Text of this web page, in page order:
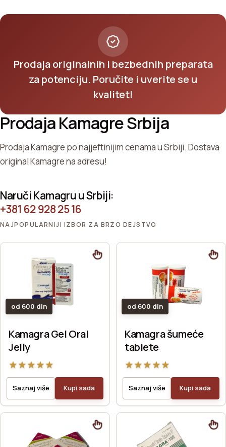
Prodaja originalnih i bezbednih preparata
za potenciju. Poručite i uverite se u
kvalitet!
Prodaja Kamagre Srbija
Prodaja Kamagre po najjeftinijim cenama u Srbiji. Dostava
original Kamagre na adresu!
Naruči Kamagru u Srbiji:
+381 62 928 25 16
NAJPOPULARNIJI IZBOR ZA BRZO DEJSTVO
od 600 din
Kamagra Gel Oral
Jelly
★★★★★
Saznaj više Kupi sada
od 600 din
Kamagra šumeće
tablete
★★★★★
Saznaj više Kupi sada